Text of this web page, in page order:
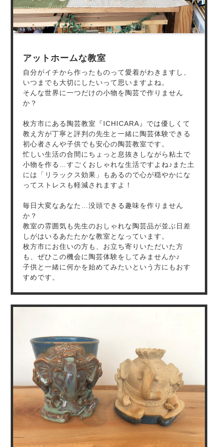
アットホームな教室
自分がイチから作ったものって愛着がわきますし、
いつまでも大切にしたいって思いますよね。
そんな世界に一つだけの小物を陶芸で作りません
か？
枚方市にある陶芸教室『ICHICARA』では優しくて
教え方が丁寧と評判の先生と一緒に陶芸体験できる
初心者さんや子供でも安心の陶芸教室です。
忙しい生活の合間にちょっと息抜きしながら粘土で
小物を作る…すごくおしゃれな生活ですよね♪また土
には「リラックス効果」もあるので心が穏やかにな
ってストレスも軽減されますよ！
毎日大変なあなた…没頭できる趣味を作りません
か？
教室の雰囲気も先生のおしゃれな陶芸品が並ぶ日差
しがはいるあたたかな教室となっています。
枚方市にお住いの方も、お立ち寄りいただいた方
も、ぜひこの機会に陶芸体験をしてみませんか♪
子供と一緒に何かを始めてみたいという方にもおす
すめです。